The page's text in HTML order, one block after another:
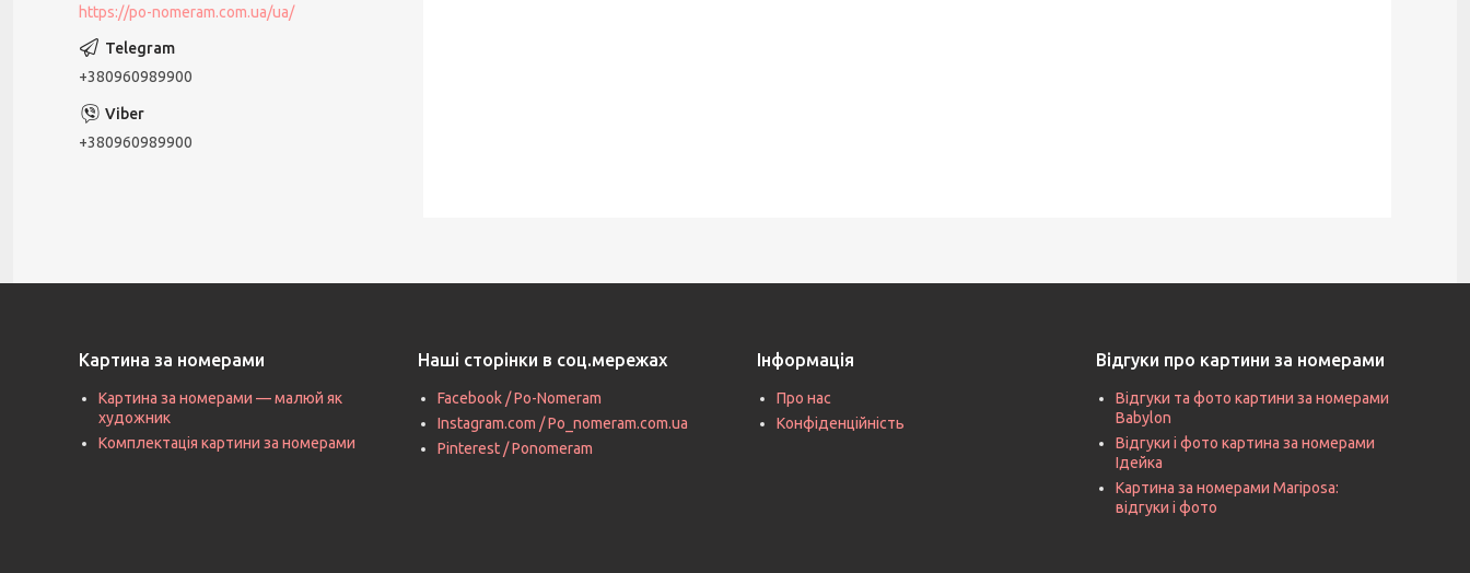
https://po-nomeram.com.ua/ua/
+380960989900
+380960989900
Картина за номерами
Картина за номерами — малюй як
художник
Комплектація картини за номерами
Наші сторінки в соц.мережах
Facebook / Po-Nomeram
Instagram.com / Po_nomeram.com.ua
Pinterest / Ponomeram
Інформація
Про нас
Конфіденційність
Відгуки про картини за номерами
Відгуки та фото картини за номерами
Babylon
Відгуки і фото картина за номерами
Ідейка
Картина за номерами Mariposa:
відгуки і фото